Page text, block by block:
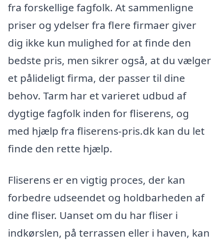
fra forskellige fagfolk. At sammenligne
priser og ydelser fra flere firmaer giver
dig ikke kun mulighed for at finde den
bedste pris, men sikrer også, at du vælger
et pålideligt firma, der passer til dine
behov. Tarm har et varieret udbud af
dygtige fagfolk inden for fliserens, og
med hjælp fra fliserens-pris.dk kan du let
finde den rette hjælp.
Fliserens er en vigtig proces, der kan
forbedre udseendet og holdbarheden af
dine fliser. Uanset om du har fliser i
indkørslen, på terrassen eller i haven, kan